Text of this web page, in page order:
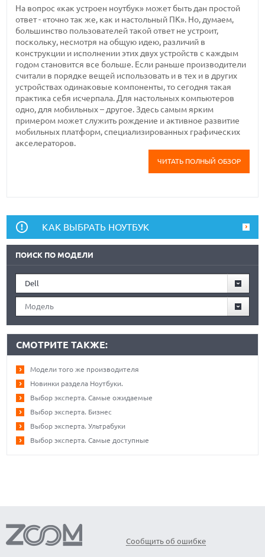
На вопрос «как устроен ноутбук» может быть дан простой
ответ - «точно так же, как и настольный ПК». Но, думаем,
большинство пользователей такой ответ не устроит,
поскольку, несмотря на общую идею, различий в
конструкции и исполнении этих двух устройств с каждым
годом становится все больше. Если раньше производители
считали в порядке вещей использовать и в тех и в других
устройствах одинаковые компоненты, то сегодня такая
практика себя исчерпала. Для настольных компьютеров
одно, для мобильных – другое. Здесь самым ярким
примером может служить рождение и активное развитие
мобильных платформ, специализированных графических
акселераторов.
ЧИТАТЬ ПОЛНЫЙ ОБЗОР
КАК ВЫБРАТЬ НОУТБУК
ПОИСК ПО МОДЕЛИ
Dell
Модель
СМОТРИТЕ ТАКЖЕ:
Модели того же производителя
Новинки раздела Ноутбуки.
Выбор эксперта. Самые ожидаемые
Выбор эксперта. Бизнес
Выбор эксперта. Ультрабуки
Выбор эксперта. Самые доступные
Сообщить об ошибке